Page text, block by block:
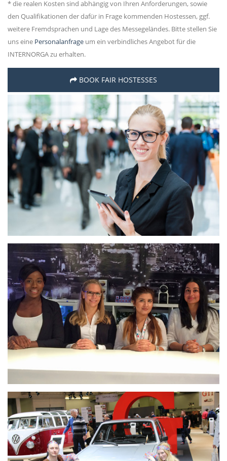
* die realen Kosten sind abhängig von Ihren Anforderungen, sowie
den Qualifikationen der dafür in Frage kommenden Hostessen, ggf.
weitere Fremdsprachen und Lage des Messegeländes. Bitte stellen Sie
uns eine Personalanfrage um ein verbindliches Angebot für die
INTERNORGA zu erhalten.
BOOK FAIR HOSTESSES